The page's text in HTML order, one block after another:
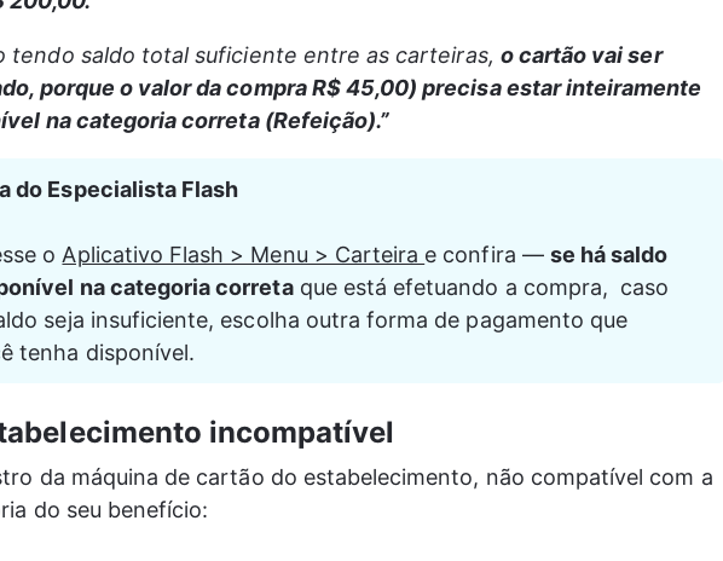
tendo saldo total suficiente entre as carteiras, o cartão vai ser
porque o valor da compra R$ 45,00) precisa estar inteiramente
na categoria correta (Refeição).”
do Especialista Flash
o Aplicativo Flash > Menu > Carteira e confira — se há saldo
na categoria correta que está efetuando a compra,  caso
seja insuficiente, escolha outra forma de pagamento que
tenha disponível.
incompatível
da máquina de cartão do estabelecimento, não compatível com a
do seu benefício: